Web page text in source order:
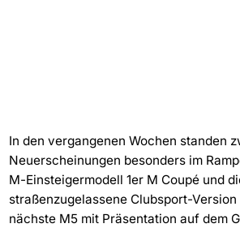
In den vergangenen Wochen standen
Neuerscheinungen besonders im
M-Einsteigermodell 1er M Coupé und
straßenzugelassene Clubsport-Version
nächste M5 mit Präsentation auf dem